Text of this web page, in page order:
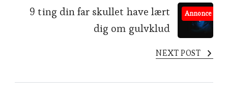
Post
Navigation
Annonce
9 ting din far skullet have lært
dig om gulvklud
NEXT POST